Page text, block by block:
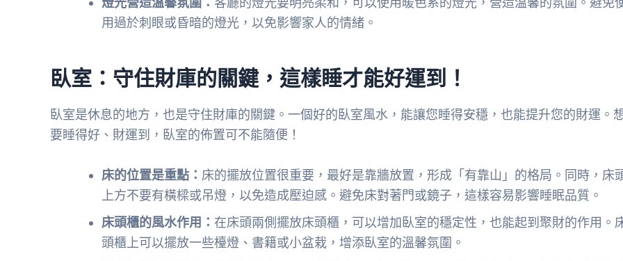
用過於刺眼或昏暗的燈光，以免影響家人的情緒。
臥室：守住財庫的關鍵，這樣睡才能好運到！
臥室是休息的地方，也是守住財庫的關鍵。一個好的臥室風水，能讓您睡得安穩，也能提升您的財運。
要睡得好、財運到，臥室的佈置可不能隨便！
床的位置是重點： 床的擺放位置很重要，最好是靠牆放置，形成「有靠山」的格局。同時，床
上方不要有橫樑或吊燈，以免造成壓迫感。避免床對著門或鏡子，這樣容易影響睡眠品質。
床頭櫃的風水作用： 在床頭兩側擺放床頭櫃，可以增加臥室的穩定性，也能起到聚財的作用。
頭櫃上可以擺放一些檯燈、書籍或小盆栽，增添臥室的溫馨氛圍。